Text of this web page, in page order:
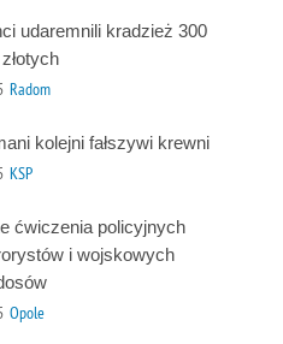
udaremnili kradzież 300
Radom
kolejni fałszywi krewni
KSP
ćwiczenia policyjnych
i wojskowych
Opole